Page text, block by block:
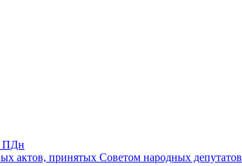
ПДн
актов, принятых Советом народных депутатов